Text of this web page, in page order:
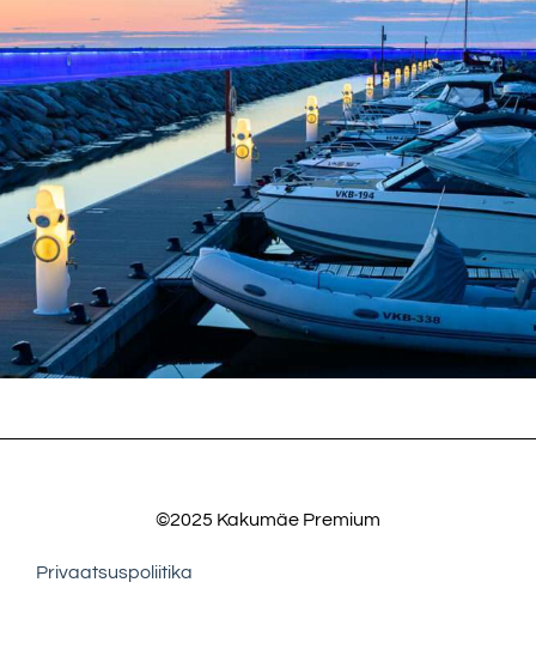
©2025 Kakumäe Premium
Privaatsuspoliitika